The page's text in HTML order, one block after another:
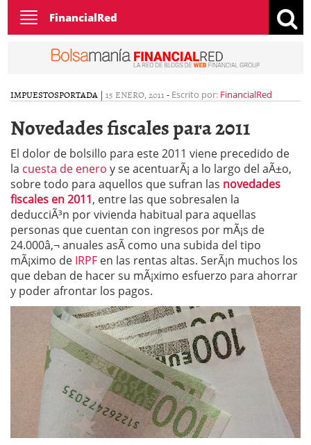
Toggle
navigation
FinancialRed
IMPUESTOSPORTADA | 15 ENERO, 2011 - Escrito por: FinancialRed
Novedades fiscales para 2011
El dolor de bolsillo para este 2011 viene precedido de
la cuesta de enero y se acentuarÃ¡ a lo largo del aÃ±o,
sobre todo para aquellos que sufran las novedades
fiscales en 2011, entre las que sobresalen la
deducciÃ³n por vivienda habitual para aquellas
personas que cuentan con ingresos por mÃ¡s de
24.000â‚¬ anuales asÃ­ como una subida del tipo
mÃ¡ximo de IRPF en las rentas altas. SerÃ¡n muchos los
que deban de hacer su mÃ¡ximo esfuerzo para ahorrar
y poder afrontar los pagos.